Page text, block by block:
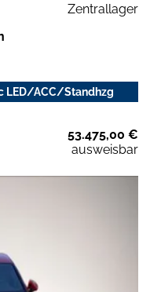
Zentrallager
LED/ACC/Standhzg
53.475,00 €
ausweisbar